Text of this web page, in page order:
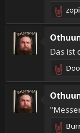
o
n
:
R
e
a
t
o
n
e
n
:
Das ist
R
e
a
t
R